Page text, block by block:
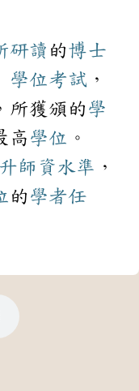
研讀 的博士
學位考試 ，
所獲頒的 學
高 學位 。
師資水準 ，
的 學者任